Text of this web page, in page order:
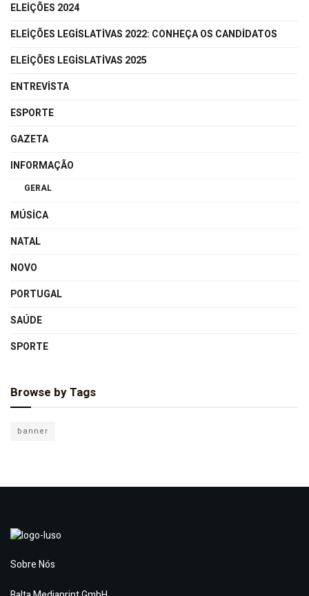
ELEIÇÕES 2024
ELEIÇÕES LEGISLATIVAS 2022: CONHEÇA OS CANDIDATOS
ELEIÇÕES LEGISLATIVAS 2025
ENTREVISTA
ESPORTE
GAZETA
INFORMAÇÃO
GERAL
MÚSICA
NATAL
NOVO
PORTUGAL
SAÚDE
SPORTE
Browse by Tags
banner
Sobre Nós